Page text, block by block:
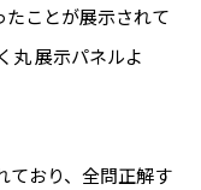
たことが展示されて
丸 展示パネルよ
ており、全問正解す